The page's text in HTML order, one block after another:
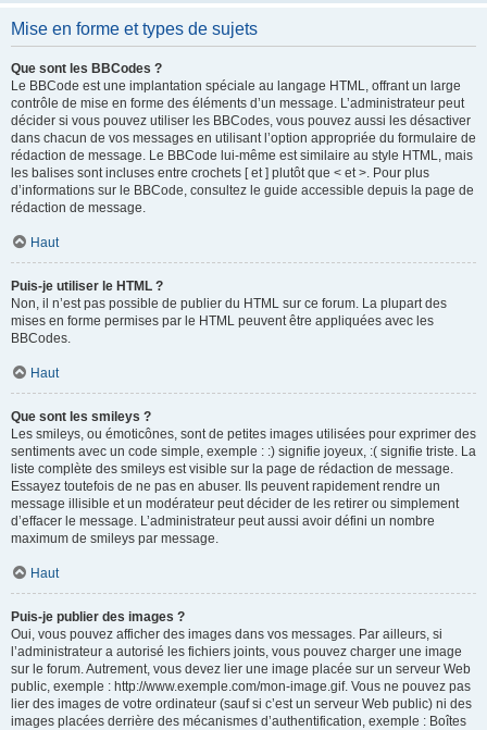
Mise en forme et types de sujets
Que sont les BBCodes ?
Le BBCode est une implantation spéciale au langage HTML, offrant un large
contrôle de mise en forme des éléments d’un message. L’administrateur peut
décider si vous pouvez utiliser les BBCodes, vous pouvez aussi les désactiver
dans chacun de vos messages en utilisant l’option appropriée du formulaire de
rédaction de message. Le BBCode lui-même est similaire au style HTML, mais
les balises sont incluses entre crochets [ et ] plutôt que < et >. Pour plus
d’informations sur le BBCode, consultez le guide accessible depuis la page de
rédaction de message.
Haut
Puis-je utiliser le HTML ?
Non, il n’est pas possible de publier du HTML sur ce forum. La plupart des
mises en forme permises par le HTML peuvent être appliquées avec les
BBCodes.
Haut
Que sont les smileys ?
Les smileys, ou émoticônes, sont de petites images utilisées pour exprimer des
sentiments avec un code simple, exemple : :) signifie joyeux, :( signifie triste. La
liste complète des smileys est visible sur la page de rédaction de message.
Essayez toutefois de ne pas en abuser. Ils peuvent rapidement rendre un
message illisible et un modérateur peut décider de les retirer ou simplement
d’effacer le message. L’administrateur peut aussi avoir défini un nombre
maximum de smileys par message.
Haut
Puis-je publier des images ?
Oui, vous pouvez afficher des images dans vos messages. Par ailleurs, si
l’administrateur a autorisé les fichiers joints, vous pouvez charger une image
sur le forum. Autrement, vous devez lier une image placée sur un serveur Web
public, exemple : http://www.exemple.com/mon-image.gif. Vous ne pouvez pas
lier des images de votre ordinateur (sauf si c’est un serveur Web public) ni des
images placées derrière des mécanismes d’authentification, exemple : Boîtes